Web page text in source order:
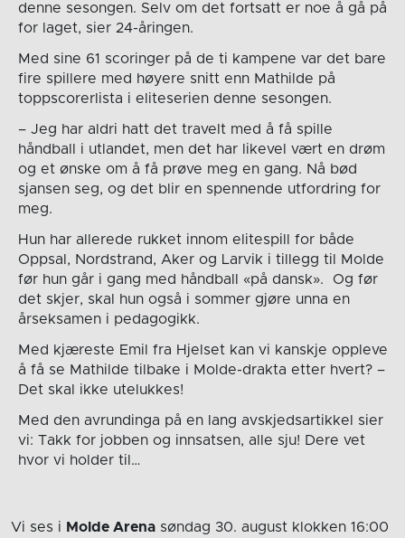
denne sesongen. Selv om det fortsatt er noe å gå på
for laget, sier 24-åringen.
Med sine 61 scoringer på de ti kampene var det bare
fire spillere med høyere snitt enn Mathilde på
toppscorerlista i eliteserien denne sesongen.
– Jeg har aldri hatt det travelt med å få spille
håndball i utlandet, men det har likevel vært en drøm
og et ønske om å få prøve meg en gang. Nå bød
sjansen seg, og det blir en spennende utfordring for
meg.
Hun har allerede rukket innom elitespill for både
Oppsal, Nordstrand, Aker og Larvik i tillegg til Molde
før hun går i gang med håndball «på dansk». Og før
det skjer, skal hun også i sommer gjøre unna en
årseksamen i pedagogikk.
Med kjæreste Emil fra Hjelset kan vi kanskje oppleve
å få se Mathilde tilbake i Molde-drakta etter hvert? –
Det skal ikke utelukkes!
Med den avrundinga på en lang avskjedsartikkel sier
vi: Takk for jobben og innsatsen, alle sju! Dere vet
hvor vi holder til…
Vi ses i Molde Arena søndag 30. august klokken 16:00